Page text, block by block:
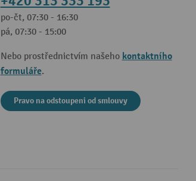
po-čt, 07:30 - 16:30
pá, 07:30 - 15:00
Nebo prostřednictvím našeho kontaktního
formuláře.
Pravo na odstoupeni od smlouvy